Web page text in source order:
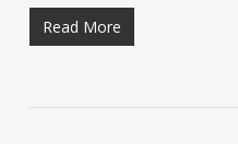
Read More